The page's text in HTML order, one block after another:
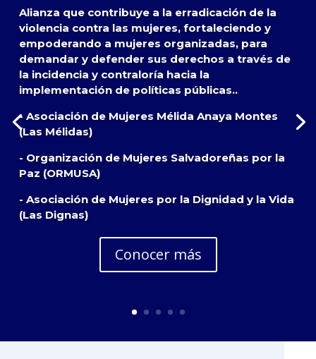
Alianza que contribuye a la erradicación de la
violencia contra las mujeres, fortaleciendo y
empoderando a mujeres organizadas, para
demandar y defender sus derechos a través de
la incidencia y contraloría hacia la
implementación de políticas públicas..
- Asociación de Mujeres Mélida Anaya Montes
(Las Mélidas)
- Organización de Mujeres Salvadoreñas por la
Paz (ORMUSA)
- Asociación de Mujeres por la Dignidad y la Vida
(Las Dignas)
Conocer más